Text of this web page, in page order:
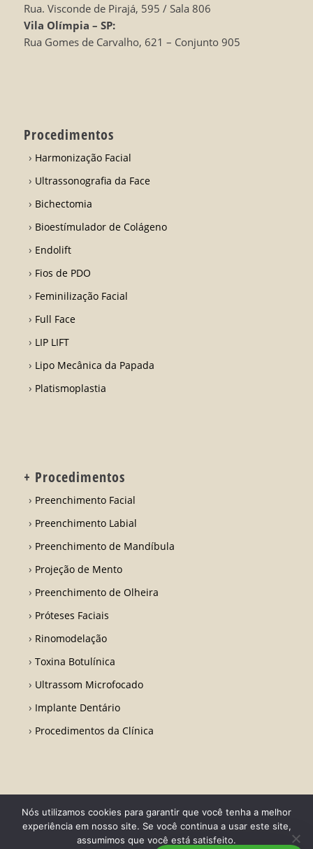
Rua. Visconde de Pirajá, 595 / Sala 806
Vila Olímpia – SP:
Rua Gomes de Carvalho, 621 – Conjunto 905
Procedimentos
Harmonização Facial
Ultrassonografia da Face
Bichectomia
Bioestímulador de Colágeno
Endolift
Fios de PDO
Feminilização Facial
Full Face
LIP LIFT
Lipo Mecânica da Papada
Platismoplastia
+ Procedimentos
Preenchimento Facial
Preenchimento Labial
Preenchimento de Mandíbula
Projeção de Mento
Preenchimento de Olheira
Próteses Faciais
Rinomodelação
Toxina Botulínica
Ultrassom Microfocado
Implante Dentário
Procedimentos da Clínica
Todos os direitos reservados - Dr. Fabio Ricardo Barros | CRO RJ 31728-
Desenvolvido por LA Comunicações
Nós utilizamos cookies para garantir que você tenha a melhor
experiência em nosso site. Se você continua a usar este site,
assumimos que você está satisfeito.